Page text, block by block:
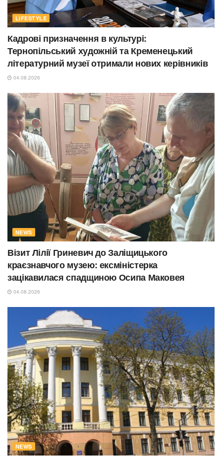
LIFESTYLE
Кадрові призначення в культурі:
Тернопільський художній та Кременецький
літературний музеї отримали нових керівників
04.08.2026
NEWS
Візит Лілії Гриневич до Заліщицького
краєзнавчого музею: ексміністерка
зацікавилася спадщиною Осипа Маковея
04.08.2026
NEWS